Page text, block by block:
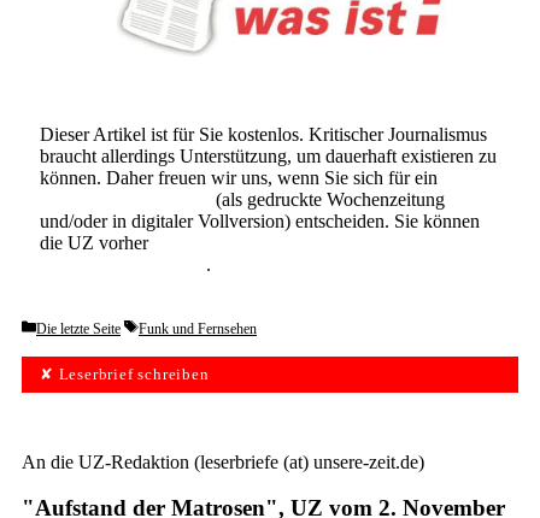
Dieser Artikel ist für Sie kostenlos. Kritischer Journalismus
braucht allerdings Unterstützung, um dauerhaft existieren zu
können. Daher freuen wir uns, wenn Sie sich für ein
(als gedruckte Wochenzeitung
und/oder in digitaler Vollversion) entscheiden. Sie können
die UZ vorher
.
Categories
Die letzte Seite Tags
Funk und Fernsehen
✘ Leserbrief schreiben
An die UZ-Redaktion (leserbriefe (at) unsere-zeit.de)
"Aufstand der Matrosen", UZ vom 2. November